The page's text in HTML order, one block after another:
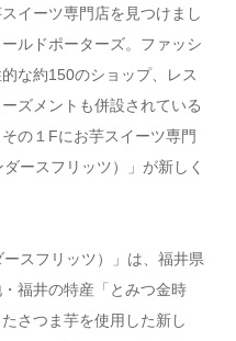
イーツ専門店を見つけまし
ルドポーターズ。ファッシ
な約150のショップ、レス
ズメントも併設されている
の１Fにお芋スイーツ専門
ースフリッツ）」が新しく
ースフリッツ）」は、福井県
福井の特産「とみつ金時
さつま芋を使用した新し